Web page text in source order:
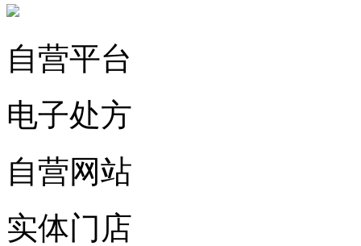
自营平台
电子处方
自营网站
实体门店